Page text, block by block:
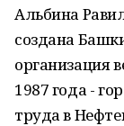
Альбина
создана
организация
1987 года -
труда в